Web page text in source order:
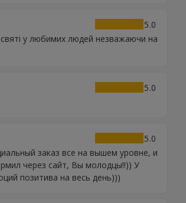
5
у любимих людей незважаючи на
5
5
заказ все на вышем уровне, и
через сайт, Вы молодцы!!)) У
позитива на весь день)))